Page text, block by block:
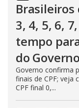
Brasileiros
3, 4, 5, 6,
tempo
do
Governo confirma
finais de CPF; veja
CPF final 0,...